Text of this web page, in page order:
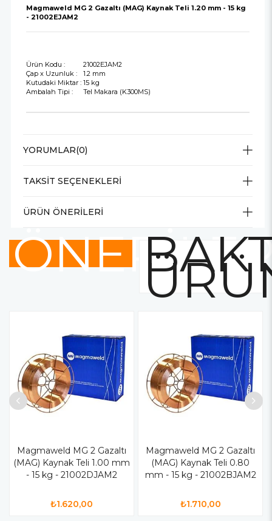
Magmaweld MG 2 Gazaltı (MAG) Kaynak Teli 1.20 mm - 15 kg
- 21002EJAM2
Ürün Kodu :
21002EJAM2
Çap x Uzunluk :
1.2 mm
Kutudaki Miktar : 15 kg
Ambalah Tipi :
Tel Makara (K300MS)
YORUMLAR(0)
TAKSIT SEÇENEKLERI
ÜRÜN ÖNERILERI
Magmaweld MG 2 Gazaltı
(MAG) Kaynak Teli 1.00 mm
- 15 kg - 21002DJAM2
₺1.620,00
Magmaweld MG 2 Gazaltı
(MAG) Kaynak Teli 0.80
mm - 15 kg - 21002BJAM2
₺1.710,00